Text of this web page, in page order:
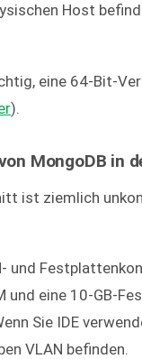
Host
eine 64-Bit-
).
MongoDB in
ist ziemlich
und
und eine 10-GB-
Sie IDE
VLAN befinden.